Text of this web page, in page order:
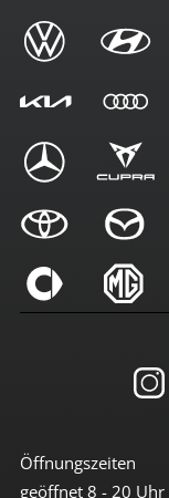
Öffnungszeiten
geöffnet 8 - 20 Uhr